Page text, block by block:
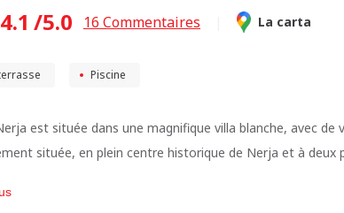
4.1 /5.0 16 Commentaires La carta
Piscine
est située dans une magnifique villa blanche, avec de
située, en plein centre historique de Nerja et à deux